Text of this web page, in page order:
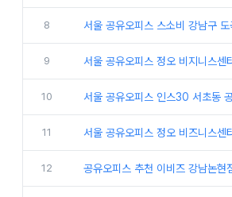
8 서울 공유오피스 스소비 강남구 도
9 서울 공유오피스 정오 비지니스센
10 서울 공유오피스 인스30 서초동
11 서울 공유오피스 정오 비즈니스센
12 공유오피스 추천 이비즈 강남논현